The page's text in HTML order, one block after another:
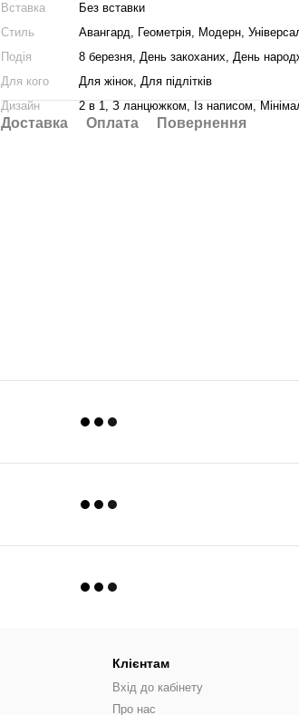
Вставка
Без вставки
Стиль
Авангард, Геометрія, Модерн,
Подія
8 березня, День закоханих, День
Для кого
Для жінок, Для підлітків
Дизайн
2 в 1, З ланцюжком, Із написом,
Доставка Оплата Повернення
Клієнтам
Вхід до кабінету
Про нас